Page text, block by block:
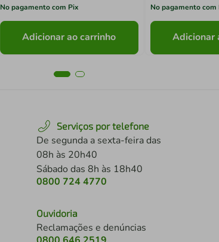
No pagamento com Pix
Adicionar ao carrinho
No pagamento com
Adicionar
Serviços por telefone
De segunda a sexta-feira das
08h às 20h40
Sábado das 8h às 18h40
0800 724 4770
Ouvidoria
Reclamações e denúncias